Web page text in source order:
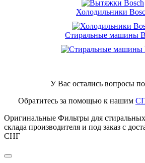
Холодильники
Стиральные машины
У Вас остались вопросы
Обратитесь за помощью к нашим
Оригинальные Фильтры для
склада производителя и под заказ с
СНГ